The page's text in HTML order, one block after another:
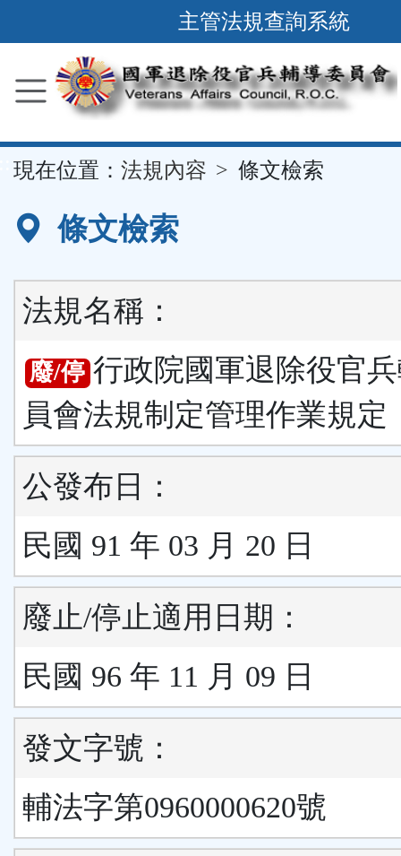
到
要
容
區
主管法規查詢系統
現在位置： 法規內容 條文檢索
條文檢索
法規名稱：
廢/停 行政院國軍退除役官
員會法規制定管理作業規定
公發布日：
民國 91 年 03 月 20 日
廢止/停止適用日期：
民國 96 年 11 月 09 日
發文字號：
輔法字第0960000620號